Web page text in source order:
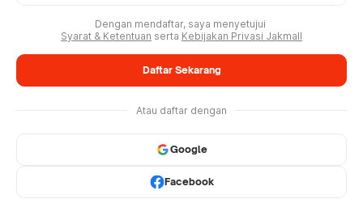
Dengan mendaftar, saya menyetujui
Syarat & Ketentuan serta Kebijakan Privasi Jakmall
Daftar Sekarang
Atau daftar dengan
Google
Facebook